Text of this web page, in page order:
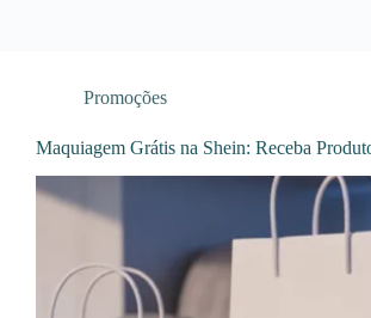
Promoções
Maquiagem Grátis na Shein: Receba